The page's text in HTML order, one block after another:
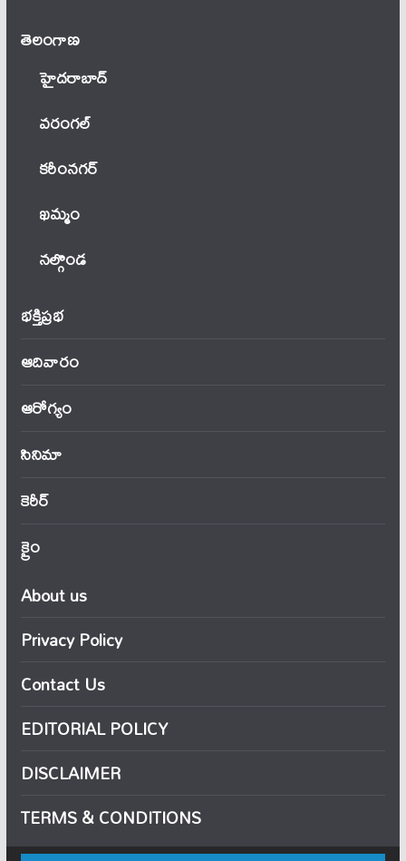
తెలంగాణ‌
హైదరాబాద్
వ‌రంగ‌ల్
కరీంనగర్
ఖ‌మ్మం
నల్గొండ
భక్తిప్రభ
ఆదివారం
ఆరోగ్యం
సినిమా
కెరీర్
క్రైం
About us
Privacy Policy
Contact Us
EDITORIAL POLICY
DISCLAIMER
TERMS & CONDITIONS